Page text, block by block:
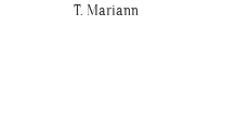
T. Mariann